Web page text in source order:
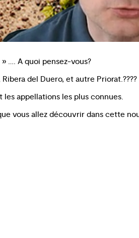
…. A quoi pensez-vous?
del Duero, et autre Priorat.????
les appellations les plus connues.
vous allez découvrir dans cette